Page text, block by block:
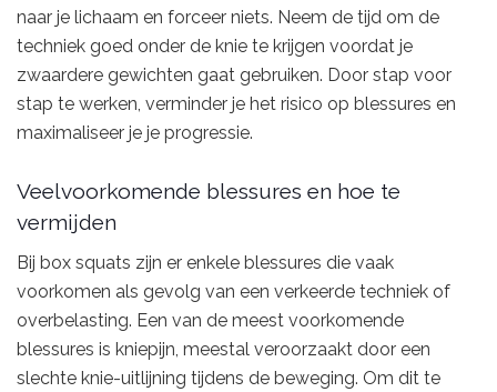
naar je lichaam en forceer niets. Neem de tijd om de
techniek goed onder de knie te krijgen voordat je
zwaardere gewichten gaat gebruiken. Door stap voor
stap te werken, verminder je het risico op blessures en
maximaliseer je je progressie.
Veelvoorkomende blessures en hoe te
vermijden
Bij box squats zijn er enkele blessures die vaak
voorkomen als gevolg van een verkeerde techniek of
overbelasting. Een van de meest voorkomende
blessures is kniepijn, meestal veroorzaakt door een
slechte knie-uitlijning tijdens de beweging. Om dit te